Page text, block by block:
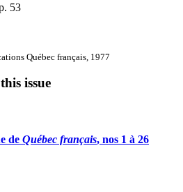
53
Québec français, 1977
issue
de Québec français, nos 1 à 26